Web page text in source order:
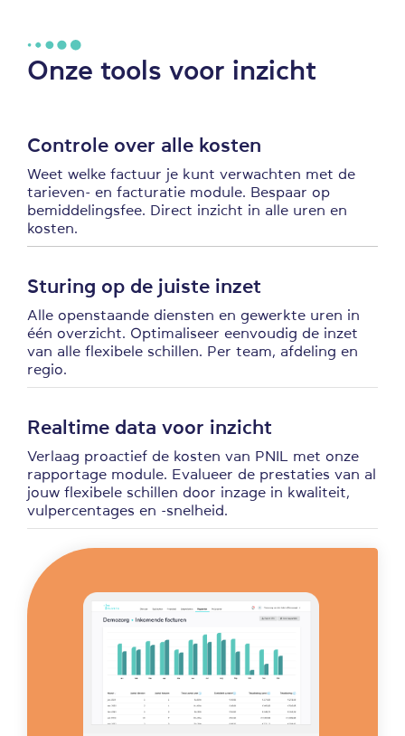
Onze tools voor inzicht
Controle over alle kosten
Weet welke factuur je kunt verwachten met de
tarieven- en facturatie module. Bespaar op
bemiddelingsfee. Direct inzicht in alle uren en
kosten.
Sturing op de juiste inzet
Alle openstaande diensten en gewerkte uren in
één overzicht. Optimaliseer eenvoudig de inzet
van alle flexibele schillen. Per team, afdeling en
regio.
Realtime data voor inzicht
Verlaag proactief de kosten van PNIL met onze
rapportage module. Evalueer de prestaties van al
jouw flexibele schillen door inzage in kwaliteit,
vulpercentages en -snelheid.